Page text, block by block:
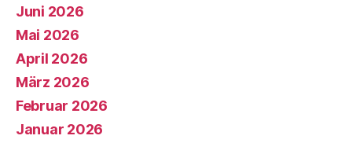
Juni 2026
Mai 2026
April 2026
März 2026
Februar 2026
Januar 2026